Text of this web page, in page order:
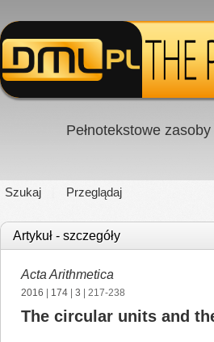
Pełnotekstowe
Szukaj Przeglądaj
Artykuł - szczegóły
Acta Arithmetica
2016 174 3 | 217-238
The circular units and